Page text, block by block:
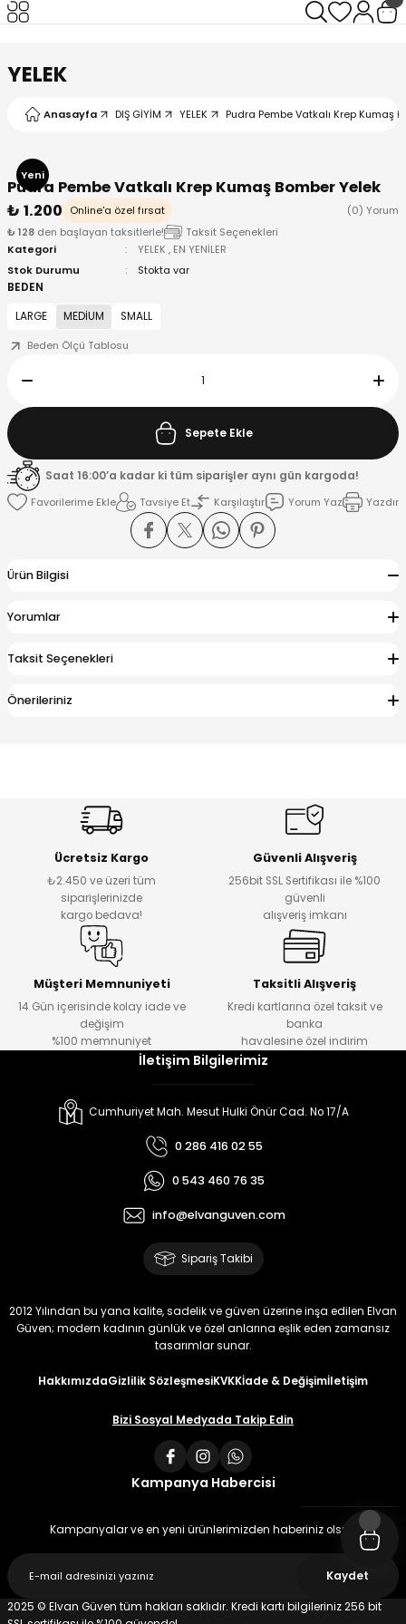
YELEK
Anasayfa DIŞ GİYİM YELEK Pudra Pembe Vatkalı Krep Kumaş
Yeni
Pudra Pembe Vatkalı Krep Kumaş Bomber Yelek
₺ 1.200
Online'a özel fırsat
(0) Yorum
₺ 128 den başlayan taksitlerle!
Taksit Seçenekleri
Kategori
YELEK , EN YENİLER
Stok Durumu
Stokta var
BEDEN
LARGE
MEDİUM
SMALL
Beden Ölçü Tablosu
Sepete Ekle
Saat 16:00’a kadar ki tüm siparişler aynı gün kargoda!
Tavsiye Et
Karşılaştır Yorum Yaz Yazdır
Ürün Bilgisi
Yorumlar
Taksit Seçenekleri
Önerileriniz
Ücretsiz Kargo
₺2.450 ve üzeri tüm
siparişlerinizde
kargo bedava!
Güvenli Alışveriş
256bit SSL Sertifikası ile %100
güvenli
alışveriş imkanı
Müşteri Memnuniyeti
14 Gün içerisinde kolay iade ve
değişim
%100 memnuniyet
Taksitli Alışveriş
Kredi kartlarına özel taksit ve
banka
havalesine özel indirim
İletişim Bilgilerimiz
Cumhuriyet Mah. Mesut Hulki Önür Cad. No 17/A
0 286 416 02 55
0 543 460 76 35
info@elvanguven.com
Sipariş Takibi
2012 Yılından bu yana kalite, sadelik ve güven üzerine inşa edilen Elvan
Güven; modern kadının günlük ve özel anlarına eşlik eden zamansız
tasarımlar sunar.
HakkımızdaGizlilik SözleşmesiKVKKİade & Değişimİletişim
Bizi Sosyal Medyada Takip Edin
Kampanya Habercisi
Kampanyalar ve en yeni ürünlerimizden haberiniz olsun
Kaydet
2025 © Elvan Güven tüm hakları saklıdır. Kredi kartı bilgileriniz 256 bit
Geri Dön
Geri Dön
Geri Dön
Geri Dön